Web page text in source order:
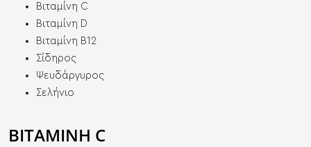
Βιταμίνη C
Βιταμίνη D
Βιταμίνη Β12
Σίδηρος
Ψευδάργυρος
Σελήνιο
ΒΙΤΑΜΙΝΗ C